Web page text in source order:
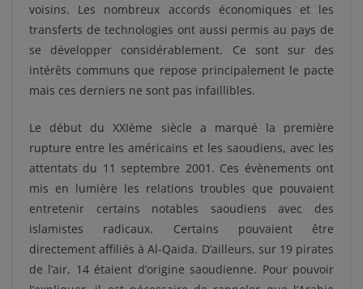
voisins. Les nombreux accords économiques et les
transferts de technologies ont aussi permis au pays de
se développer considérablement. Ce sont sur des
intérêts communs que repose principalement le pacte
mais ces derniers ne sont pas infaillibles.
Le début du XXIème siècle a marqué la première
rupture entre les américains et les saoudiens, avec les
attentats du 11 septembre 2001. Ces évènements ont
mis en lumière les relations troubles que pouvaient
entretenir certains notables saoudiens avec des
islamistes radicaux. Certains pouvaient être
directement affiliés à Al-Qaida. D’ailleurs, sur 19 pirates
de l’air, 14 étaient d’origine saoudienne. Pour pouvoir